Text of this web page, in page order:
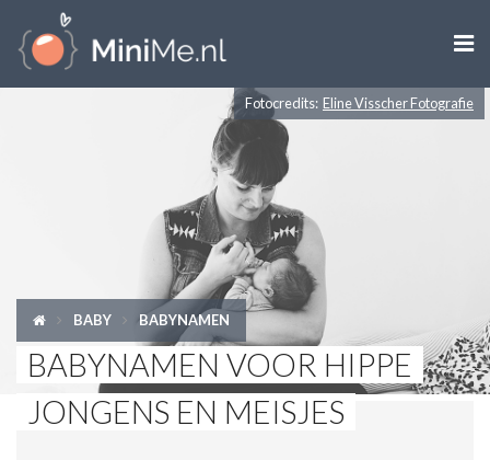

KIND
LIFESTYLE
Fotocredits: Eline Visscher Fotografie
BABY BABYNAMEN
BABYNAMEN VOOR HIPPE
JONGENS EN MEISJES